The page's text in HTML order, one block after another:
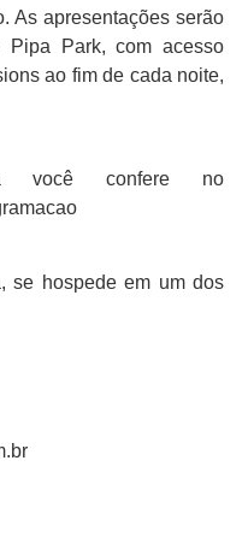
As apresentações serão
Pipa Park, com acesso
ao fim de cada noite,
você confere no
se hospede em um dos